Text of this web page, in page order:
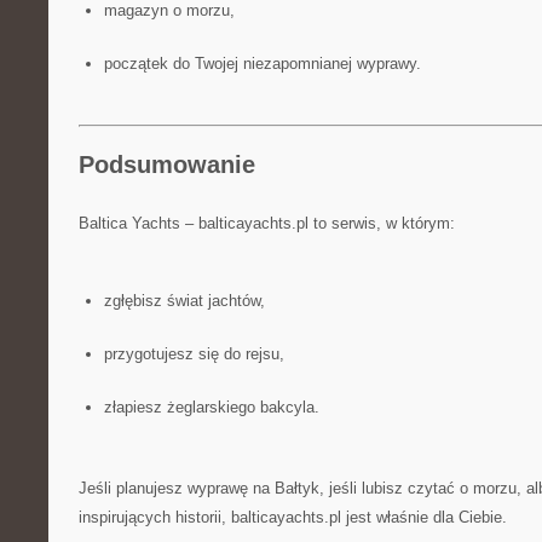
magazyn o morzu,
początek do Twojej niezapomnianej wyprawy.
Podsumowanie
Baltica Yachts – balticayachts.pl to serwis, w którym:
zgłębisz świat jachtów,
przygotujesz się do rejsu,
złapiesz żeglarskiego bakcyla.
Jeśli planujesz wyprawę na Bałtyk, jeśli lubisz czytać o morzu,
inspirujących historii, balticayachts.pl jest właśnie dla Ciebie.